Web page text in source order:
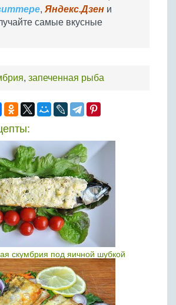
, Яндекс.Дзен и
самые вкусные
, запеченная рыба
скумбрия под яичной шубкой